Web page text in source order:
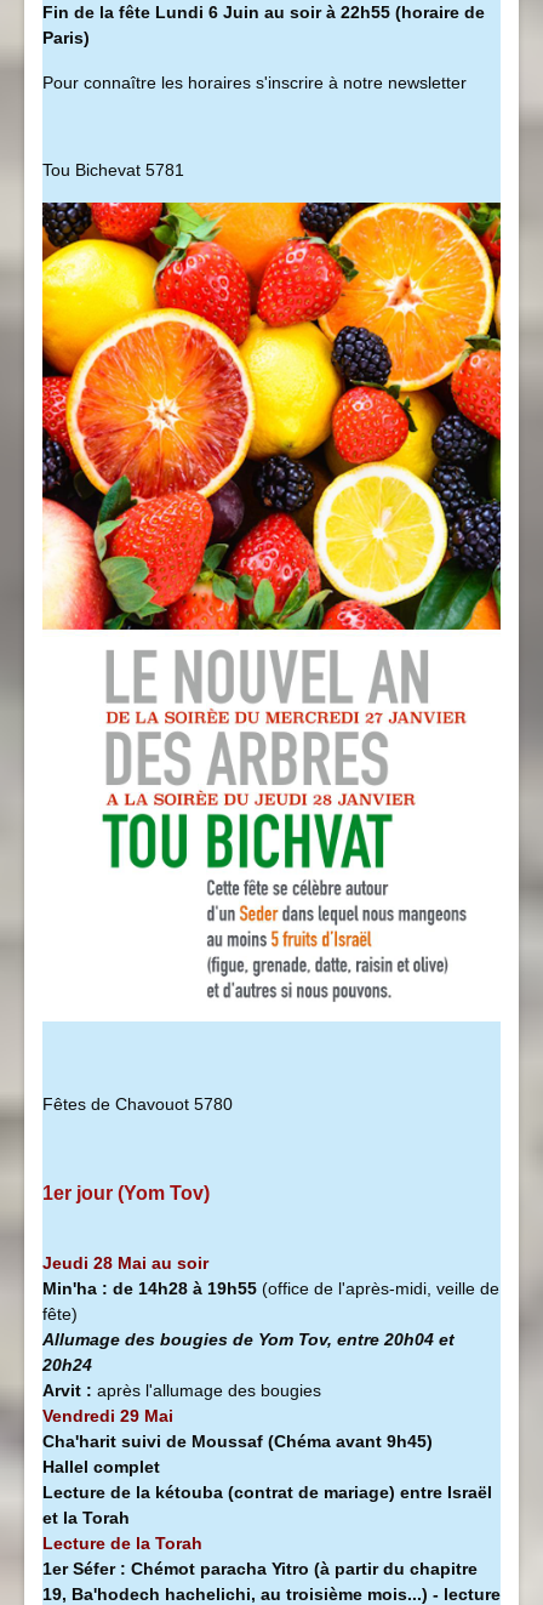
Fin de la fête Lundi 6 Juin au soir à 22h55 (horaire de
Paris)
Pour connaître les horaires s'inscrire à notre newsletter
Tou Bichevat 5781
Fêtes de Chavouot 5780
1er jour (Yom Tov)
Jeudi 28 Mai au soir
Min'ha : de 14h28 à 19h55 (office de l'après-midi, veille de
fête)
Allumage des bougies de Yom Tov, entre 20h04 et
20h24
Arvit : après l'allumage des bougies
Vendredi 29 Mai
Cha'harit suivi de Moussaf (Chéma avant 9h45)
Hallel complet
Lecture de la kétouba (contrat de mariage) entre Israël
et la Torah
Lecture de la Torah
1er Séfer : Chémot paracha Yitro (à partir du chapitre
19, Ba'hodech hachelichi, au troisième mois...) - lecture